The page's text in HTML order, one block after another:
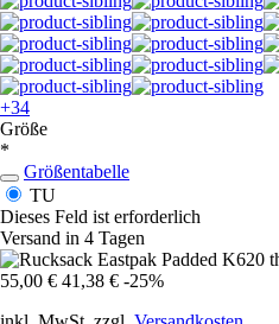
+34
Größe
*
Größentabelle
TU
Dieses Feld ist erforderlich
Versand in 4 Tagen
55,00 € 41,38 € -25%